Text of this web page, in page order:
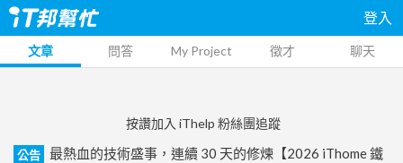
登入
文章 問答 My Project 徵才 聊天
按讚加入 iThelp 粉絲團追蹤
公告
最熱血的技術盛事，連續 30 天的修煉【2026 iThome 鐵